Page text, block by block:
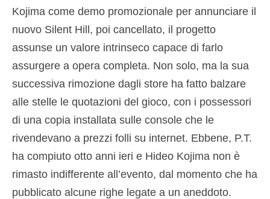
Kojima come demo promozionale per annunciare il
nuovo Silent Hill, poi cancellato, il progetto
assunse un valore intrinseco capace di farlo
assurgere a opera completa. Non solo, ma la sua
successiva rimozione dagli store ha fatto balzare
alle stelle le quotazioni del gioco, con i possessori
di una copia installata sulle console che le
rivendevano a prezzi folli su internet. Ebbene, P.T.
ha compiuto otto anni ieri e Hideo Kojima non è
rimasto indifferente all’evento, dal momento che ha
pubblicato alcune righe legate a un aneddoto.